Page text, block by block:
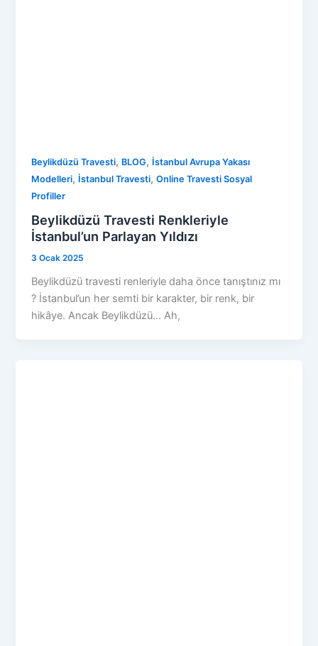
Beylikdüzü Travesti, BLOG, İstanbul Avrupa Yakası
Modelleri, İstanbul Travesti,Online Travesti Sosyal
Profiller
Beylikdüzü Travesti Renkleriyle
İstanbul’un Parlayan Yıldızı
3 Ocak 2025
Beylikdüzü travesti renleriyle daha önce tanıştınız mı
? İstanbul’un her semti bir karakter, bir renk, bir
hikâye. Ancak Beylikdüzü… Ah,